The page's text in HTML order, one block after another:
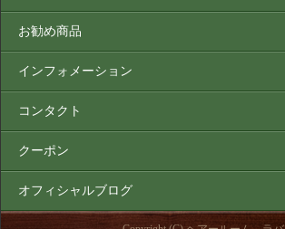
お勧め商品
インフォメーション
コンタクト
クーポン
オフィシャルブログ